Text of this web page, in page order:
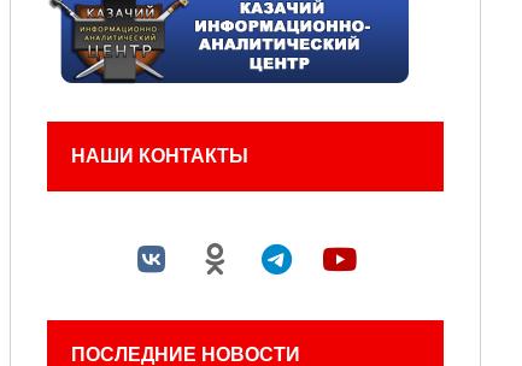
НАШИ КОНТАКТЫ
ПОСЛЕДНИЕ НОВОСТИ